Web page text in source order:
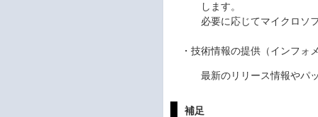
します。
必要に応じてマイクロソ
・技術情報の提供（インフォ
最新のリリース情報やパ
補足